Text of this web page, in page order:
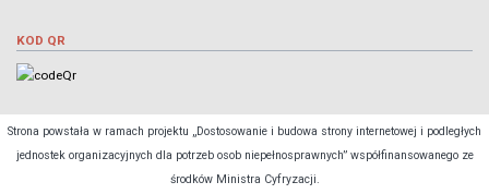
KOD QR
Strona powstała w ramach projektu „Dostosowanie i budowa strony internetowej i podległych
jednostek organizacyjnych dla potrzeb osob niepełnosprawnych” współfinansowanego ze
środków Ministra Cyfryzacji.